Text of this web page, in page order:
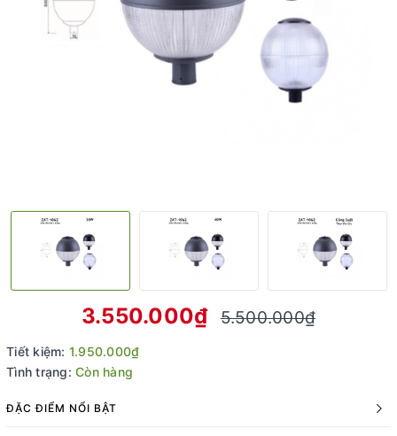
3.550.000₫ 5.500.000₫
Tiết kiệm: 1.950.000₫
Tình trạng: Còn hàng
ĐẶC ĐIỂM NỔI BẬT